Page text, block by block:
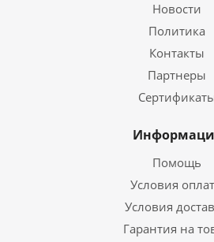
Новости
Политика
Контакты
Партнеры
Помощь
Условия
Условия
Гарантия на